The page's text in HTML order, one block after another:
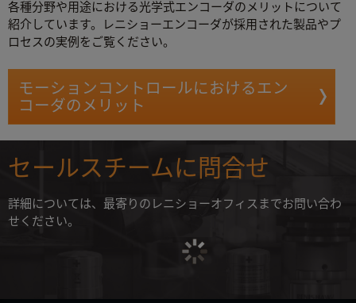
各種分野や用途における光学式エンコーダのメリットについて
紹介しています。レニショーエンコーダが採用された製品やプ
ロセスの実例をご覧ください。
モーションコントロールにおけるエン
コーダのメリット
セールスチームに問合せ
詳細については、最寄りのレニショーオフィスまでお問い合わ
せください。